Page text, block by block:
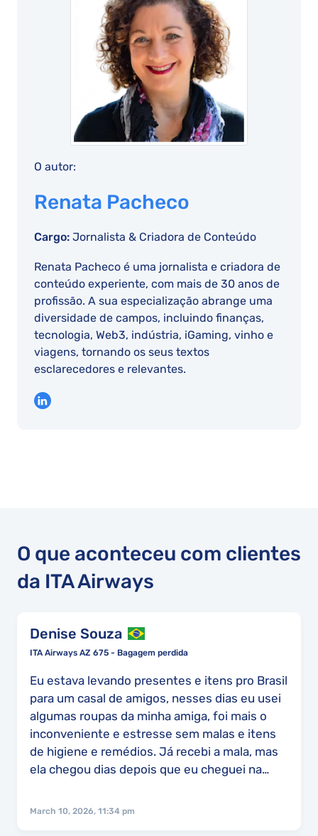
O autor:
Renata Pacheco
Cargo: Jornalista & Criadora de Conteúdo
Renata Pacheco é uma jornalista e criadora de
conteúdo experiente, com mais de 30 anos de
profissão. A sua especialização abrange uma
diversidade de campos, incluindo finanças,
tecnologia, Web3, indústria, iGaming, vinho e
viagens, tornando os seus textos
esclarecedores e relevantes.
O que aconteceu com clientes
da ITA Airways
Denise Souza
ITA Airways AZ 675 - Bagagem perdida
Eu estava levando presentes e itens pro Brasil
para um casal de amigos, nesses dias eu usei
algumas roupas da minha amiga, foi mais o
inconveniente e estresse sem malas e itens
de higiene e remédios. Já recebi a mala, mas
ela chegou dias depois que eu cheguei na
que já tinha, não recebi dinheiro para
March 10, 2026, 11:34 pm